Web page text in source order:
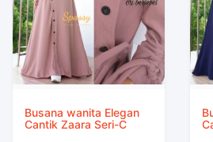
Busana wanita Elegan
Cantik Zaara Seri-C